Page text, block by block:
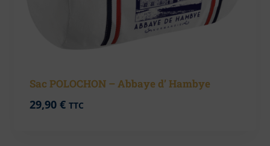
Sac POLOCHON – Abbaye d’ Hambye
29,90 € TTC